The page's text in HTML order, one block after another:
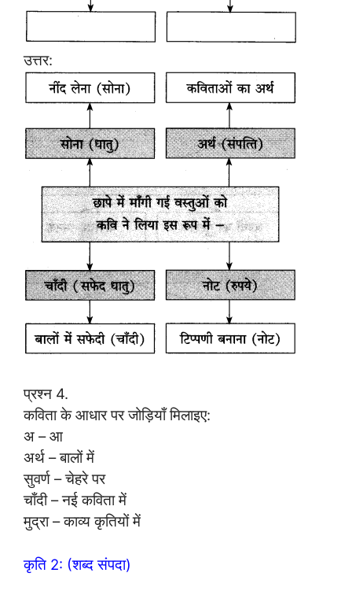
उत्तर:
प्रश्न 4.
कविता के आधार पर जोड़ियाँ मिलाइए:
अ – आ
अर्थ – बालों में
सुवर्ण – चेहरे पर
चाँदी – नई कविता में
मुद्रा – काव्य कृतियों में
कृति 2: (शब्द संपदा)